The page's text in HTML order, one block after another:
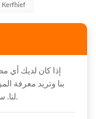
الأسهم الكثير الأزياء والاكسسوارات الأحمر والأزرق البوليستر Kerfhief
إذا كان لديك أي
بنا وتريد معرفة
لنا. سنرد عليك في أسرع وقت ممكن. شكرًا لك.